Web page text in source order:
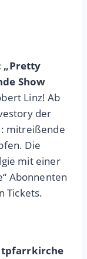
„Pretty
Show
Linz! Ab
der
mitreißende
Die
mit einer
Abonnenten
Tickets.